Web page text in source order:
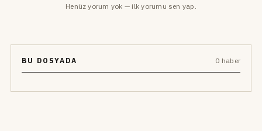
Henüz yorum yok — ilk yorumu sen yap.
BU DOSYADA 0 haber